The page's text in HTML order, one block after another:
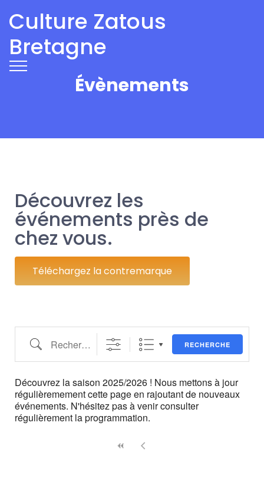
Culture Zatous
Bretagne
Évènements
Découvrez les
événements près de
chez vous.
Téléchargez la contremarque
RECHERCHE
Découvrez la saison 2025/2026 ! Nous mettons à jour
régulièremement cette page en rajoutant de nouveaux
événements. N'hésitez pas à venir consulter
régulièrement la programmation.